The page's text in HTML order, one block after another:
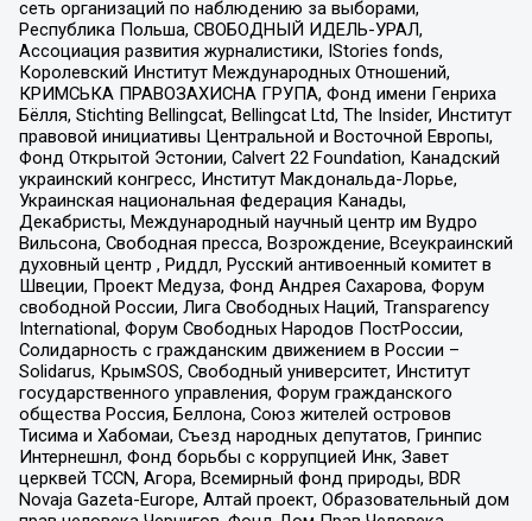
сеть организаций по наблюдению за выборами,
Республика Польша, СВОБОДНЫЙ ИДЕЛЬ-УРАЛ,
Ассоциация развития журналистики, IStories fonds,
Королевский Институт Международных Отношений,
КРИМСЬКА ПРАВОЗАХИСНА ГРУПА, Фонд имени Генриха
Бёлля, Stichting Bellingcat, Bellingcat Ltd, The Insider, Институт
правовой инициативы Центральной и Восточной Европы,
Фонд Открытой Эстонии, Calvert 22 Foundation, Канадский
украинский конгресс, Институт Макдональда-Лорье,
Украинская национальная федерация Канады,
Декабристы, Международный научный центр им Вудро
Вильсона, Свободная пресса, Возрождение, Всеукраинский
духовный центр , Риддл, Русский антивоенный комитет в
Швеции, Проект Медуза, Фонд Андрея Сахарова, Форум
свободной России, Лига Свободных Наций, Transparеncy
International, Форум Свободных Народов ПостРоссии,
Солидарность с гражданским движением в России –
Solidarus, КрымSOS, Свободный университет, Институт
государственного управления, Форум гражданского
общества Россия, Беллона, Союз жителей островов
Тисима и Хабомаи, Съезд народных депутатов, Гринпис
Интернешнл, Фонд борьбы с коррупцией Инк, Завет
церквей TCCN, Агора, Всемирный фонд природы, BDR
Novaja Gazeta-Europe, Алтай проект, Образовательный дом